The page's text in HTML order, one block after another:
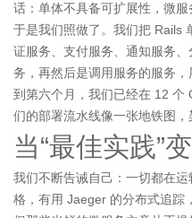
话：单体不具备可扩展性，微服
于是我们照做了。我们把 Rails
证服务、支付服务、通知服务
务，再然后是调用服务的服务，
到第六个月，我们已经在 12 个
们的部署流水线像一张地铁图，
当“最佳实践”
我们不断告诫自己：一切都在
格，有用 Jaeger 的分布式追踪